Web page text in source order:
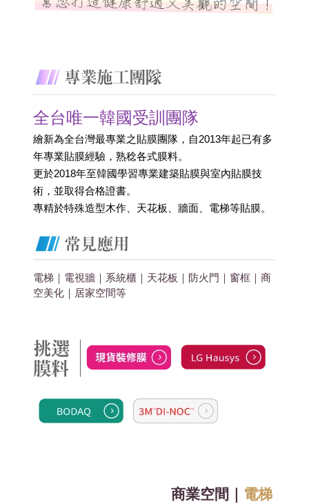
全台唯一韓國受訓團隊
繪新為全台灣最專業之貼膜團隊，自2013年起已有多
年專業貼膜經驗，熟稔各式膜料。
更於2018年至韓國學習專業建築貼膜與室內貼膜技
術，並取得合格證書。
專精於特殊造型木作、天花板、牆面、電梯等貼膜。
電梯｜電視牆｜系統櫃｜天花板｜防火門｜窗框｜商
空美化 ｜居家空間等
商業空間｜ 電梯